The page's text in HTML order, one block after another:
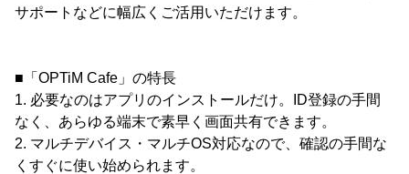
サポートなどに幅広くご活用いただけます。
■「OPTiM Cafe」の特長
1. 必要なのはアプリのインストールだけ。ID登録の手間
なく、あらゆる端末で素早く画面共有できます。
2. マルチデバイス・マルチOS対応なので、確認の手間な
くすぐに使い始められます。